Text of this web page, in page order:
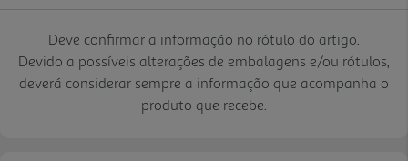
Deve confirmar a informação no rótulo do artigo.
Devido a possíveis alterações de embalagens e/ou rótulos,
deverá considerar sempre a informação que acompanha o
produto que recebe.